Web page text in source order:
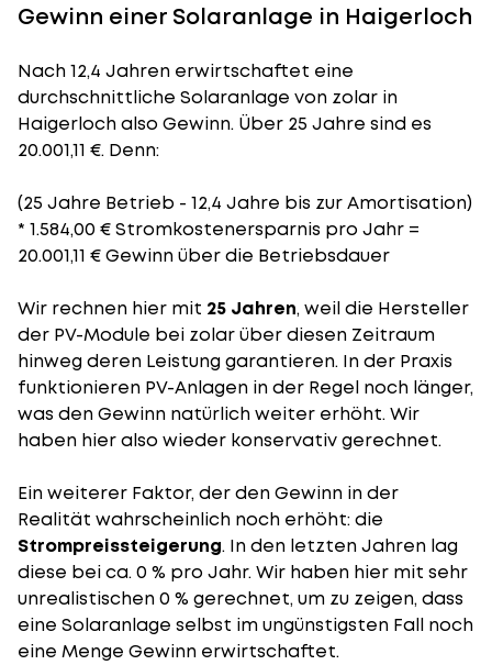
Gewinn einer Solaranlage in Haigerloch
Nach 12,4 Jahren erwirtschaftet eine
durchschnittliche Solaranlage von zolar in
Haigerloch also Gewinn. Über 25 Jahre sind es
20.001,11 €. Denn:
(25 Jahre Betrieb - 12,4 Jahre bis zur Amortisation)
* 1.584,00 € Stromkostenersparnis pro Jahr =
20.001,11 € Gewinn über die Betriebsdauer
Wir rechnen hier mit 25 Jahren, weil die Hersteller
der PV-Module bei zolar über diesen Zeitraum
hinweg deren Leistung garantieren. In der Praxis
funktionieren PV-Anlagen in der Regel noch länger,
was den Gewinn natürlich weiter erhöht. Wir
haben hier also wieder konservativ gerechnet.
Ein weiterer Faktor, der den Gewinn in der
Realität wahrscheinlich noch erhöht: die
Strompreissteigerung. In den letzten Jahren lag
diese bei ca. 0 % pro Jahr. Wir haben hier mit sehr
unrealistischen 0 % gerechnet, um zu zeigen, dass
eine Solaranlage selbst im ungünstigsten Fall noch
eine Menge Gewinn erwirtschaftet.